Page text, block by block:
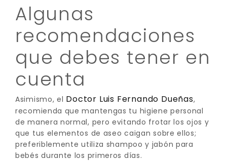
Algunas
recomendaciones
que debes tener en
cuenta
Asimismo, el Doctor Luis Fernando Dueñas,
recomienda que mantengas tu higiene personal
de manera normal, pero evitando frotar los ojos y
que tus elementos de aseo caigan sobre ellos;
preferiblemente utiliza shampoo y jabón para
bebés durante los primeros días.